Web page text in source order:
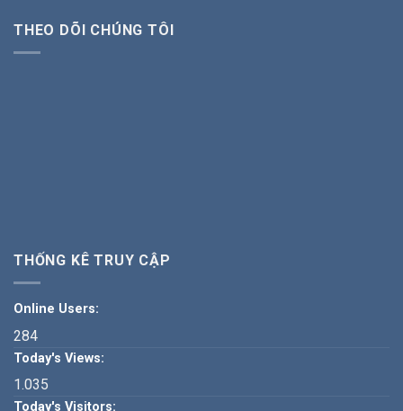
THEO DÕI CHÚNG TÔI
THỐNG KÊ TRUY CẬP
Online Users:
284
Today's Views:
1.035
Today's Visitors: